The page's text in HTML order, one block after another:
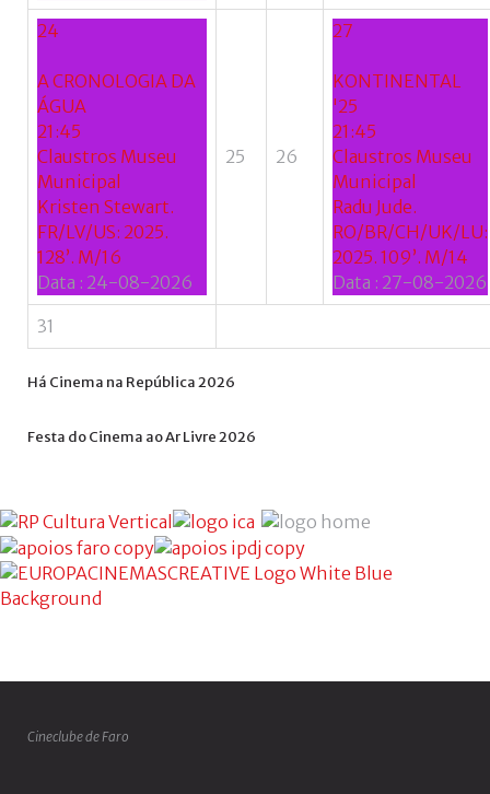
24
A CRONOLOGIA DA
ÁGUA
21:45
Claustros Museu
Municipal
Kristen Stewart.
FR/LV/US: 2025.
128’. M/16
Data : 24-08-2026
25 26
27
KONTINENTAL
'25
21:45
Claustros Museu
Municipal
Radu Jude.
RO/BR/CH/UK/LU:
2025. 109’. M/14
Data : 27-08-2026
31
Há Cinema na República2026
Festa doCinema aoArLivre2026
Cineclube de Faro